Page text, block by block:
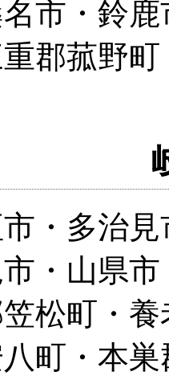
市・鈴
郡菰野
・多治
・山県
松町・
町・本